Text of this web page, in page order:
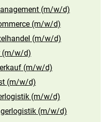
(m/w/d)
(m/w/d)
(m/w/d)
(m/w/d)
(m/w/d)
(m/w/d)
(m/w/d)
(m/w/d)